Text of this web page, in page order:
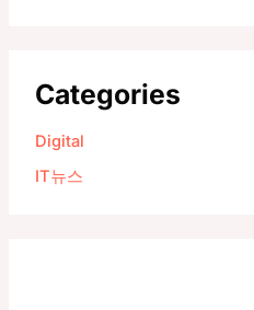
Categories
Digital
IT뉴스